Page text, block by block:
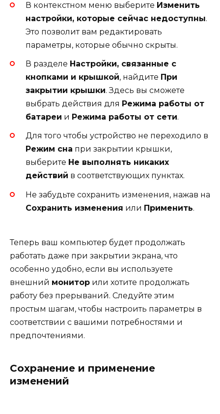
В контекстном меню выберите Изменить
настройки, которые сейчас недоступны.
Это позволит вам редактировать
параметры, которые обычно скрыты.
В разделе Настройки, связанные с
кнопками и крышкой, найдите При
закрытии крышки. Здесь вы сможете
выбрать действия для Режима работы от
батареи и Режима работы от сети.
Для того чтобы устройство не переходило в
Режим сна при закрытии крышки,
выберите Не выполнять никаких
действий в соответствующих пунктах.
Не забудьте сохранить изменения, нажав на
Сохранить изменения или Применить.
Теперь ваш компьютер будет продолжать
работать даже при закрытии экрана, что
особенно удобно, если вы используете
внешний монитор или хотите продолжать
работу без прерываний. Следуйте этим
простым шагам, чтобы настроить параметры в
соответствии с вашими потребностями и
предпочтениями.
Сохранение и применение
изменений